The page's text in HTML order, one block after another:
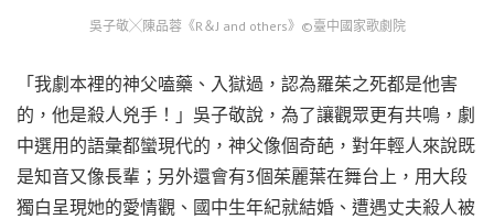
吳子敬╳陳品蓉《R＆J and others》©臺中國家歌劇院
「我劇本裡的神父嗑藥、入獄過，認為羅茱之死都是他害
的，他是殺人兇手！」吳子敬說，為了讓觀眾更有共鳴，劇
中選用的語彙都蠻現代的，神父像個奇葩，對年輕人來說既
是知音又像長輩；另外還會有3個茱麗葉在舞台上，用大段
獨白呈現她的愛情觀、國中生年紀就結婚、遭遇丈夫殺人被